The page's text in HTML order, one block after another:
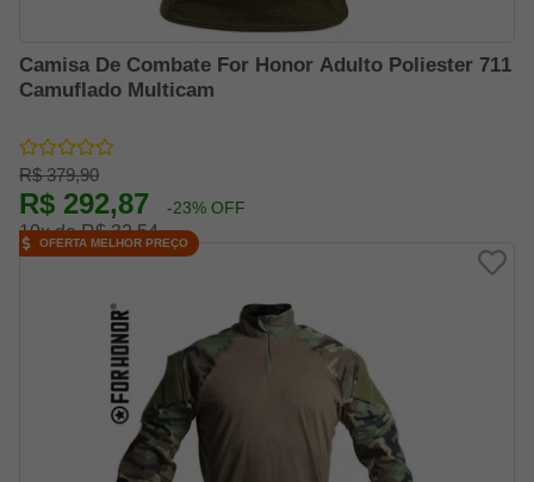
Camisa De Combate For Honor Adulto Poliester 711
Camuflado Multicam
R$ 379,90
R$ 292,87 -23% OFF
10x de R$ 32,54
OFERTA MELHOR PREÇO